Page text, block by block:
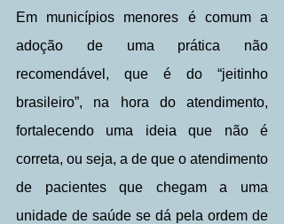
Em municípios menores é comum a
adoção de uma prática não
recomendável, que é do “jeitinho
brasileiro”, na hora do atendimento,
fortalecendo uma ideia que não é
correta, ou seja, a de que o atendimento
de pacientes que chegam a uma
unidade de saúde se dá pela ordem de